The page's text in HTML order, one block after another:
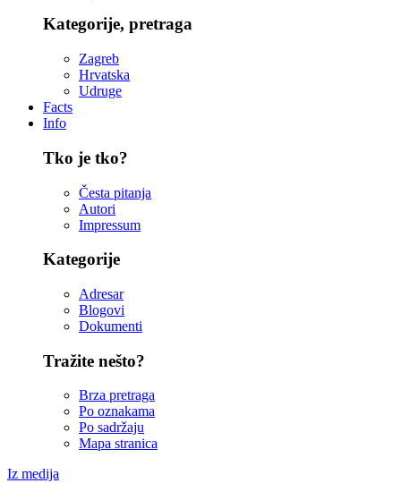
Kategorije, pretraga
Zagreb
Hrvatska
Udruge
Facts
Info
Tko je tko?
Česta pitanja
Autori
Impressum
Kategorije
Adresar
Blogovi
Dokumenti
Tražite nešto?
Brza pretraga
Po oznakama
Po sadržaju
Mapa stranica
Iz medija